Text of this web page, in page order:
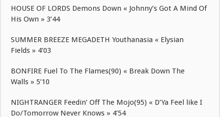
HOUSE OF LORDS Demons Down « Johnny’s Got A Mind Of
His Own » 3’44
SUMMER BREEZE MEGADETH Youthanasia « Elysian
Fields » 4’03
BONFIRE Fuel To The Flames(90) « Break Down The
Walls » 5’10
NIGHTRANGER Feedin’ Off The Mojo(95) « D’Ya Feel like I
Do/Tomorrow Never Knows » 4’54